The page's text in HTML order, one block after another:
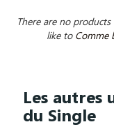
There are no
like to Comme
Les autres
du Single